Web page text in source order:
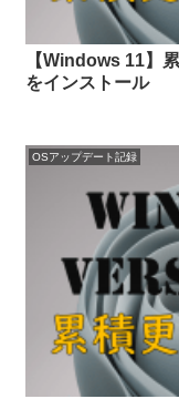
【Windows 11】
をインストール
OSアップデート記録